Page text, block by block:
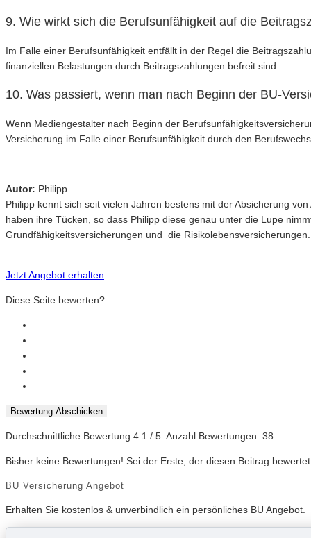
9. Wie wirkt sich die Berufsunfähigkeit auf die
Im Falle einer Berufsunfähigkeit entfällt in der Regel die
finanziellen Belastungen durch Beitragszahlungen befreit sind.
10. Was passiert, wenn man nach Beginn der BU-
Wenn Mediengestalter nach Beginn der
Versicherung im Falle einer Berufsunfähigkeit durch den
Autor: Philipp
Philipp kennt sich seit vielen Jahren bestens mit der Absicherung
haben ihre Tücken, so dass Philipp diese genau unter die Lupe
Grundfähigkeitsversicherungen und die Risikolebensversicherungen.
Jetzt Angebot erhalten
Diese Seite bewerten?
Bewertung Abschicken
Durchschnittliche Bewertung 4.1 / 5. Anzahl Bewertungen: 38
Bisher keine Bewertungen! Sei der Erste, der diesen Beitrag
BU Versicherung Angebot
Erhalten Sie kostenlos & unverbindlich ein persönliches BU Angebot.